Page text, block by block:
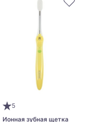
5
Ионная зубная щетка